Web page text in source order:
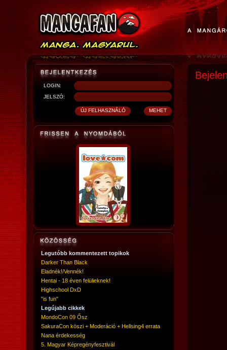
LOGIN:
JELSZÓ:
Legutóbb kommentezett topikok
Darker Than Black
Eladnék!/Vennék!
Hentai - 18 éven felülieknek!
Highschool DxD
"is fun"
Legújabb cikkek
MondoCon 09 Ősz
SakuraCon köszi + Moderáció + Hellsing4 errata
Nana érdekesség
5. Magyar Képregényfesztivál